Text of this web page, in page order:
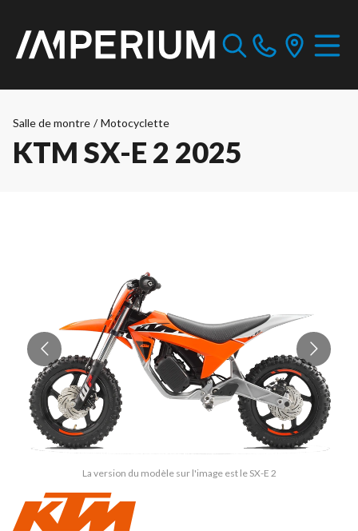
Salle de montre / Motocyclette
KTM SX-E 2 2025
La version du modèle sur l'image est le SX-E 2